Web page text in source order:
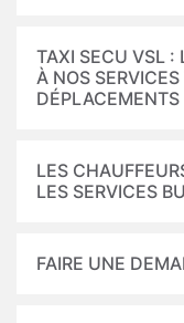
TAXI SECU VSL :
À NOS
LES
LES SERVICES
FAIRE UNE